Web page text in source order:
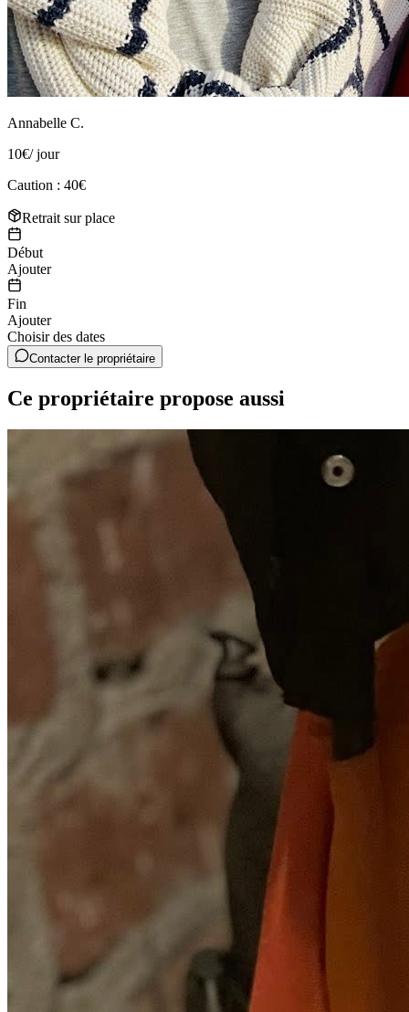
Annabelle C.
10€/ jour
Caution : 40€
Retrait sur place
Début
Ajouter
Fin
Ajouter
Choisir des dates
Contacter le propriétaire
Ce propriétaire propose aussi